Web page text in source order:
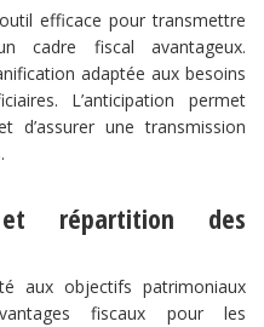
efficace pour transmettre
cadre fiscal avantageux.
adaptée aux besoins
L’anticipation permet
d’assurer une transmission
répartition des
aux objectifs patrimoniaux
fiscaux pour les